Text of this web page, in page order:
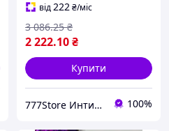
інтернет
від222₴/міс
2 222.10₴
3 086.25 ₴
Купити
777Store Интим Маркет 100%